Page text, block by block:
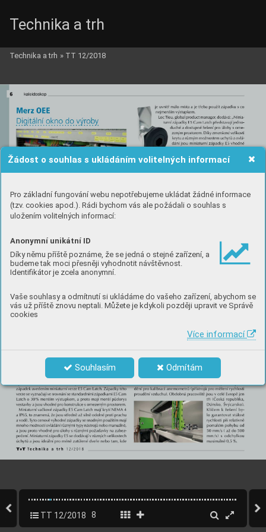
Žádost o souhlas s ukládáním volitelných informací
Pro základní fungování webu nepotřebujeme ukládat žádné informace
(tzv. cookies apod.). Rádi bychom vás ale požádali o souhlas s
uložením volitelných informací:
Anonymní unikátní ID
Díky němu příště poznáme, že se jedná o stejné zařízení, a
budeme tak moci přesněji vyhodnotit návštěvnost.
Identifikátor je zcela anonymní.
Vaše souhlasy a odmítnutí si ukládáme do vašeho zařízení, abychom se
vás už příště znovu neptali. Můžete je kdykoli později upravit ve Správě
cookies
Více informací
Souhlasím Odmítám
Technika a trh
Technika a trh » TT 12/2018
TT 12/2018 8